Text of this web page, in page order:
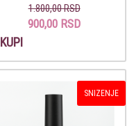
1.800,00 RSD
900,00 RSD
KUPI
SNIZENJE